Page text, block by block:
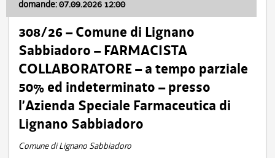
domande: 07.09.2026 12:00
308/26 – Comune di Lignano
Sabbiadoro – FARMACISTA
COLLABORATORE – a tempo parziale
50% ed indeterminato – presso
l’Azienda Speciale Farmaceutica di
Lignano Sabbiadoro
Comune di Lignano Sabbiadoro